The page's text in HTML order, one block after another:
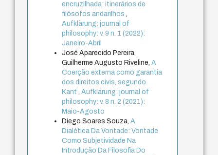
encruzilhada: itinerários de
filósofos andarilhos,
Aufklärung: journal of
philosophy: v. 9 n. 1 (2022):
Janeiro-Abril
José Aparecido Pereira,
Guilherme Augusto Riveline,A
Coerção externa como garantia
dos direitos civis, segundo
Kant,Aufklärung: journal of
philosophy: v. 8 n. 2 (2021):
Maio-Agosto
Diego Soares Souza,A
Dialética Da Vontade: Vontade
Como Subjetividade Na
Introdução Da Filosofia Do